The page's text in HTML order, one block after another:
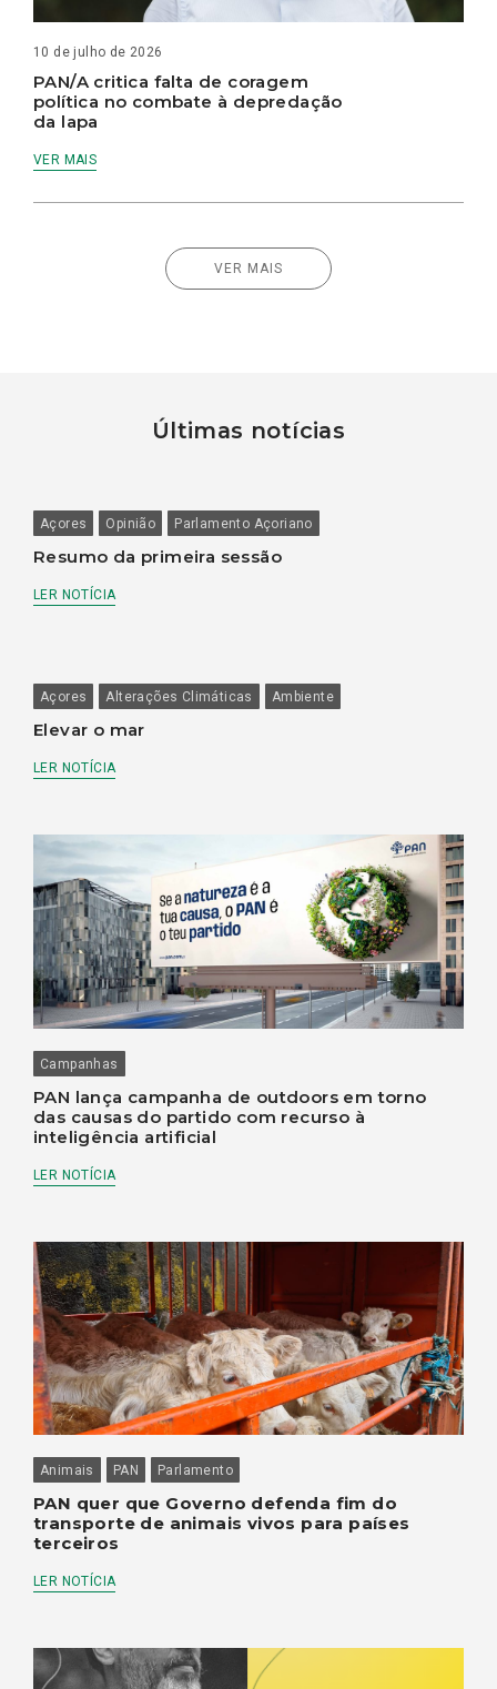
10 de julho de 2026
PAN/A critica falta de coragem
política no combate à depredação
da lapa
VER MAIS
VER MAIS
Últimas notícias
Açores Opinião Parlamento Açoriano
Resumo da primeira sessão
LER NOTÍCIA
Açores Alterações Climáticas Ambiente
Elevar o mar
LER NOTÍCIA
Campanhas
PAN lança campanha de outdoors em torno
das causas do partido com recurso à
inteligência artificial
LER NOTÍCIA
Animais PAN Parlamento
PAN quer que Governo defenda fim do
transporte de animais vivos para países
terceiros
LER NOTÍCIA